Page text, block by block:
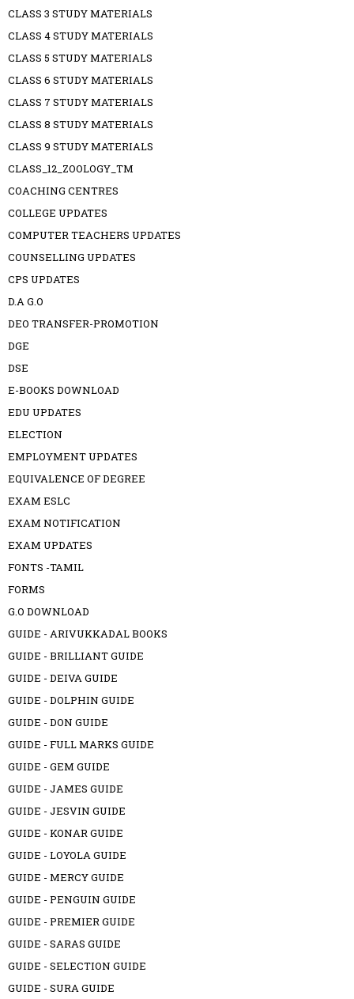
CLASS 3 STUDY MATERIALS
CLASS 4 STUDY MATERIALS
CLASS 5 STUDY MATERIALS
CLASS 6 STUDY MATERIALS
CLASS 7 STUDY MATERIALS
CLASS 8 STUDY MATERIALS
CLASS 9 STUDY MATERIALS
CLASS_12_ZOOLOGY_TM
COACHING CENTRES
COLLEGE UPDATES
COMPUTER TEACHERS UPDATES
COUNSELLING UPDATES
CPS UPDATES
D.A G.O
DEO TRANSFER-PROMOTION
DGE
DSE
E-BOOKS DOWNLOAD
EDU UPDATES
ELECTION
EMPLOYMENT UPDATES
EQUIVALENCE OF DEGREE
EXAM ESLC
EXAM NOTIFICATION
EXAM UPDATES
FONTS -TAMIL
FORMS
G.O DOWNLOAD
GUIDE - ARIVUKKADAL BOOKS
GUIDE - BRILLIANT GUIDE
GUIDE - DEIVA GUIDE
GUIDE - DOLPHIN GUIDE
GUIDE - DON GUIDE
GUIDE - FULL MARKS GUIDE
GUIDE - GEM GUIDE
GUIDE - JAMES GUIDE
GUIDE - JESVIN GUIDE
GUIDE - KONAR GUIDE
GUIDE - LOYOLA GUIDE
GUIDE - MERCY GUIDE
GUIDE - PENGUIN GUIDE
GUIDE - PREMIER GUIDE
GUIDE - SARAS GUIDE
GUIDE - SELECTION GUIDE
GUIDE - SURA GUIDE